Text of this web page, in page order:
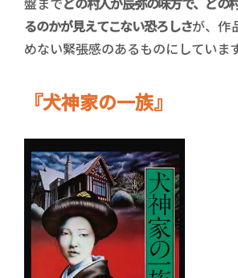
るのかが見えてこない恐ろしさが、作
めない緊張感のあるものにしています
『犬神家の一族』